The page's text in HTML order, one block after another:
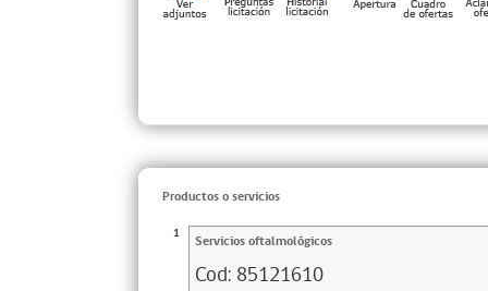
Productos o servicios
1 Servicios oftalmológicos
Cod: 85121610